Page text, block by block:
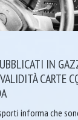
IN
CARTE
informa che